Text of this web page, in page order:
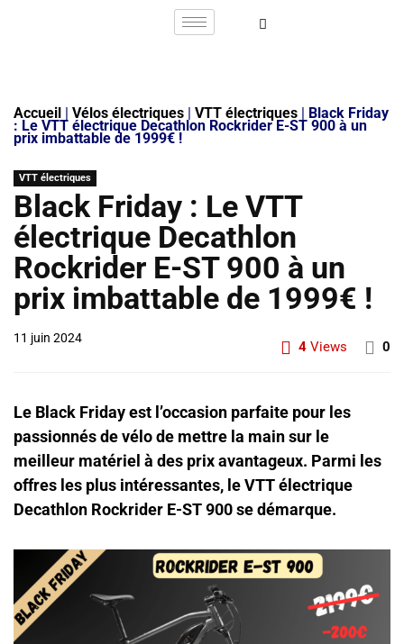
Accueil | Vélos électriques | VTT électriques | Black Friday
: Le VTT électrique Decathlon Rockrider E-ST 900 à un
prix imbattable de 1999€ !
VTT électriques
Black Friday : Le VTT
électrique Decathlon
Rockrider E-ST 900 à un
prix imbattable de 1999€ !
11 juin 2024
4 Views 0
Le Black Friday est l’occasion parfaite pour les
passionnés de vélo de mettre la main sur le
meilleur matériel à des prix avantageux. Parmi les
offres les plus intéressantes, le VTT électrique
Decathlon Rockrider E-ST 900 se démarque.